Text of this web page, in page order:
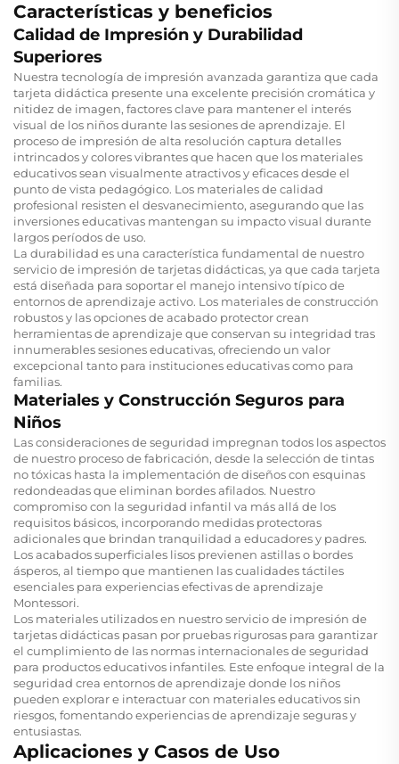
Características y beneficios
Calidad de Impresión y Durabilidad
Superiores
Nuestra tecnología de impresión avanzada garantiza que cada
tarjeta didáctica presente una excelente precisión cromática y
nitidez de imagen, factores clave para mantener el interés
visual de los niños durante las sesiones de aprendizaje. El
proceso de impresión de alta resolución captura detalles
intrincados y colores vibrantes que hacen que los materiales
educativos sean visualmente atractivos y eficaces desde el
punto de vista pedagógico. Los materiales de calidad
profesional resisten el desvanecimiento, asegurando que las
inversiones educativas mantengan su impacto visual durante
largos períodos de uso.
La durabilidad es una característica fundamental de nuestro
servicio de impresión de tarjetas didácticas, ya que cada tarjeta
está diseñada para soportar el manejo intensivo típico de
entornos de aprendizaje activo. Los materiales de construcción
robustos y las opciones de acabado protector crean
herramientas de aprendizaje que conservan su integridad tras
innumerables sesiones educativas, ofreciendo un valor
excepcional tanto para instituciones educativas como para
familias.
Materiales y Construcción Seguros para
Niños
Las consideraciones de seguridad impregnan todos los aspectos
de nuestro proceso de fabricación, desde la selección de tintas
no tóxicas hasta la implementación de diseños con esquinas
redondeadas que eliminan bordes afilados. Nuestro
compromiso con la seguridad infantil va más allá de los
requisitos básicos, incorporando medidas protectoras
adicionales que brindan tranquilidad a educadores y padres.
Los acabados superficiales lisos previenen astillas o bordes
ásperos, al tiempo que mantienen las cualidades táctiles
esenciales para experiencias efectivas de aprendizaje
Montessori.
Los materiales utilizados en nuestro servicio de impresión de
tarjetas didácticas pasan por pruebas rigurosas para garantizar
el cumplimiento de las normas internacionales de seguridad
para productos educativos infantiles. Este enfoque integral de la
seguridad crea entornos de aprendizaje donde los niños
pueden explorar e interactuar con materiales educativos sin
riesgos, fomentando experiencias de aprendizaje seguras y
entusiastas.
Aplicaciones y Casos de Uso